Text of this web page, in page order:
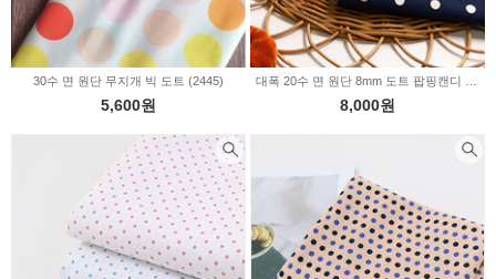
30수 면 원단 무지개 빅 도트 (2445)
5,600원 8,000원